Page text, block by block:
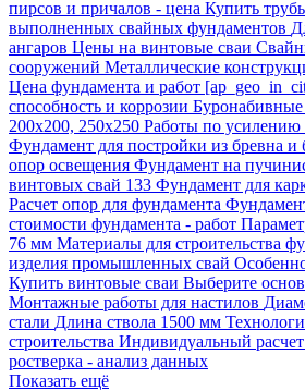
пирсов и причалов - цена Купить
выполненных свайных фундаментов
ангаров Цены на винтовые сваи
сооружений Металлические
Цена фундамента и работ
способность и коррозии Буронабивные
200х200, 250х250 Работы по усилению
Фундамент для постройки из бревна и
опор освещения Фундамент на
винтовых свай 133 Фундамент для
Расчет опор для фундамента
стоимости фундамента - работ
76 мм Материалы для строительства
изделия промышленных свай
Купить винтовые сваи Выберите
Монтажные работы для настилов
стали Длина ствола 1500 мм
строительства Индивидуальный
ростверка - анализ данных
Показать ещё